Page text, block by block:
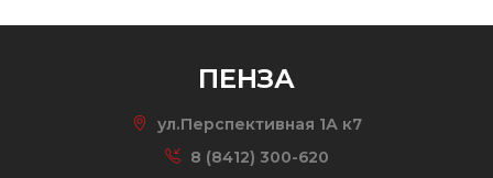
ПЕНЗА
ул.Перспективная 1А к7
8 (8412) 300-620